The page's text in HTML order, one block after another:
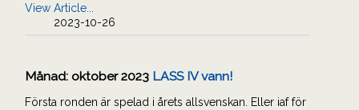
View Article...
2023-10-26
Månad: oktober 2023 LASS IV vann!
Första ronden är spelad i årets allsvenskan. Eller iaf för